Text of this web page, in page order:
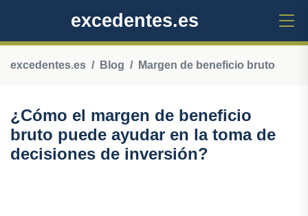
excedentes.es
excedentes.es Blog Margen de beneficio bruto
¿Cómo el margen de beneficio
bruto puede ayudar en la toma de
decisiones de inversión?